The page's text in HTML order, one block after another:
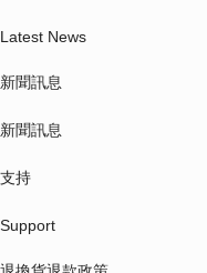
Latest News
新聞訊息
新聞訊息
支持
Support